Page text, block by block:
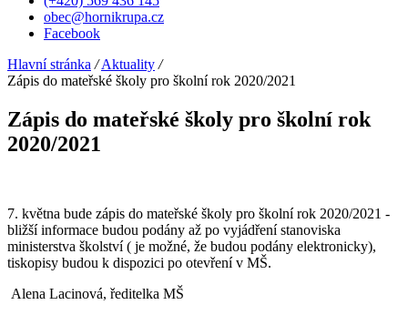
obec@hornikrupa.cz
Facebook
Hlavní stránka / Aktuality /
Zápis do mateřské školy pro školní rok 2020/2021
Zápis do mateřské školy pro školní rok
2020/2021
7. května bude zápis do mateřské školy pro školní rok 2020/2021 -
bližší informace budou podány až po vyjádření stanoviska
ministerstva školství ( je možné, že budou podány elektronicky),
tiskopisy budou k dispozici po otevření v MŠ.
Alena Lacinová, ředitelka MŠ